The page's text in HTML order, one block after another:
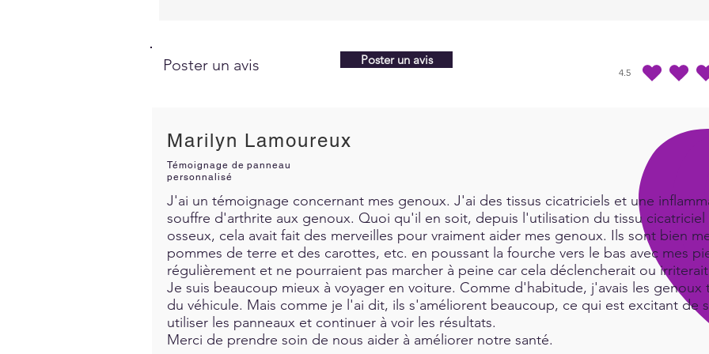
by
In
:
Poster un avis Poster un avis
4.5
la note moyenne est
Marilyn Lamoureux
Témoignage de panneau
personnalisé
J'ai un témoignage concernant mes genoux. J'ai des tissus cicatriciels et une
souffre d'arthrite aux genoux. Quoi qu'il en soit, depuis l'utilisation du tissu
osseux, cela avait fait des merveilles pour vraiment aider mes genoux. Ils sont bien
pommes de terre et des carottes, etc. en poussant la fourche vers le bas avec mes
régulièrement et ne pourraient pas marcher à peine car cela déclencherait ou
Je suis beaucoup mieux à voyager en voiture. Comme d'habitude, j'avais les genoux
du véhicule. Mais comme je l'ai dit, ils s'améliorent beaucoup, ce qui est excitant de
utiliser les panneaux et continuer à voir les résultats.
Merci de prendre soin de nous aider à améliorer notre santé.